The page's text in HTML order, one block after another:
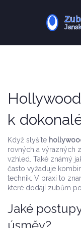
Zotavení po
k
Když slyšíte
rovných a výrazných
vzhled . Také známý
často vyžaduje
technik. V praxi to
které dodají zubům
Jaké